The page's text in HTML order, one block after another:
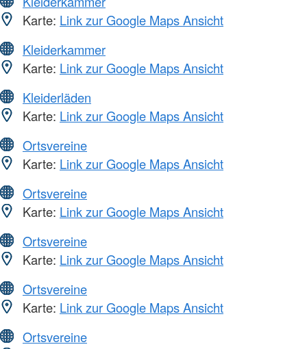
Karte: Link zur Google Maps Ansicht
Kleiderkammer
Karte: Link zur Google Maps Ansicht
Kleiderläden
Karte: Link zur Google Maps Ansicht
Ortsvereine
Karte: Link zur Google Maps Ansicht
Ortsvereine
Karte: Link zur Google Maps Ansicht
Ortsvereine
Karte: Link zur Google Maps Ansicht
Ortsvereine
Karte: Link zur Google Maps Ansicht
Ortsvereine